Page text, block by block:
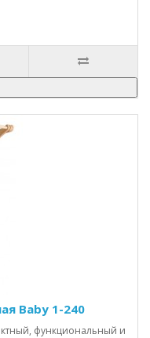
Baby 1-240
функциональный и